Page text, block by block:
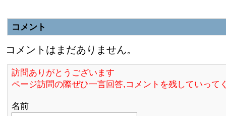
コメント
コメントはまだありません。
訪問ありがとうございます
ページ訪問の際ぜひ一言回答,コメントを残していって
名前